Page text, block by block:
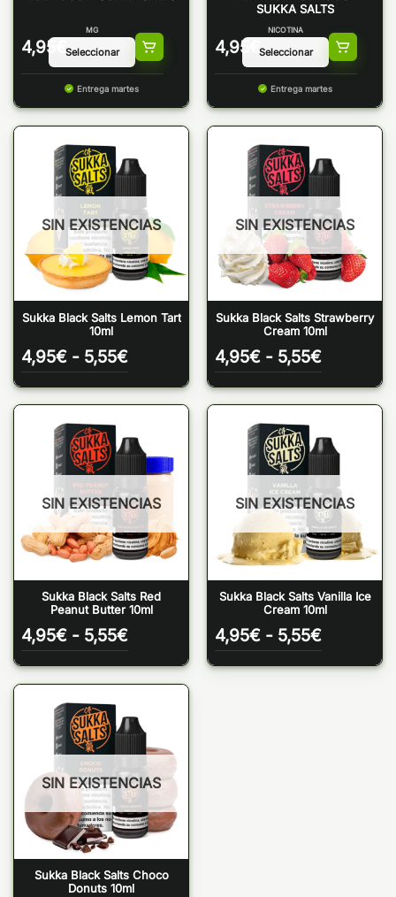
4,95 €
MG
Entrega martes
SUKKA SALTS
4,95 €
NICOTINA
Entrega martes
SIN EXISTENCIAS
Sukka Black Salts Lemon Tart
10ml
4,95€ - 5,55€Rango
de
precios:
desde
hasta
5,55€
SIN EXISTENCIAS
Sukka Black Salts Strawberry
Cream 10ml
4,95€ - 5,55€Rango
de
precios:
desde
hasta
5,55€
SIN EXISTENCIAS
Sukka Black Salts Red
Peanut Butter 10ml
4,95€ - 5,55€Rango
de
precios:
desde
hasta
5,55€
SIN EXISTENCIAS
Sukka Black Salts Vanilla Ice
Cream 10ml
4,95€ - 5,55€Rango
de
precios:
SIN EXISTENCIAS
Sukka Black Salts Choco
Donuts 10ml